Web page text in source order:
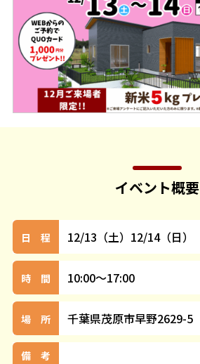
イベント概要
日 程 12/13（土）12/14（日）
時 間 10:00～17:00
場 所 千葉県茂原市早野2629-5
備 考